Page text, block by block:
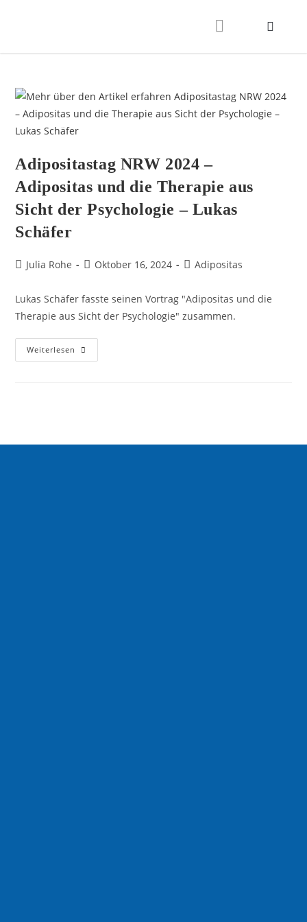
Adipositastag NRW 2024 –
Adipositas und die Therapie aus
Sicht der Psychologie – Lukas
Schäfer
Julia Rohe Oktober 16, 2024 Adipositas
Lukas Schäfer fasste seinen Vortrag "Adipositas und die
Therapie aus Sicht der Psychologie" zusammen.
Weiterlesen